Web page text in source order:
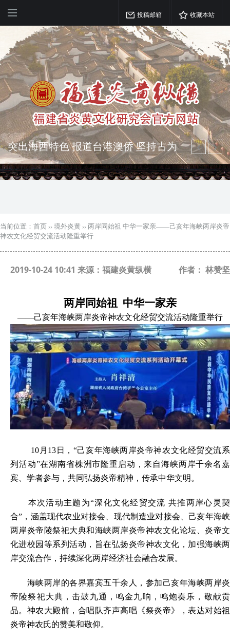
投稿邮箱 收藏本站
弘扬优秀文化 振奋民族精神 介绍民族
瑰宝 宣传中华精英
突出海西特色 报道台港澳侨 坚持古为
当前位置： 首页 ›› 境外炎黄 ›› 两岸同始祖 中华一家亲——己亥年海峡两岸炎帝
神农文化经贸交流活动隆重举行
2019-10-24 10:41 来源：福建炎黄纵横 作者： 林赞坚
两岸同始祖 中华一家亲
——己亥年海峡两岸炎帝神农文化经贸交流活动隆重举行
10 月13日
，“己亥年海峡两岸炎帝神农文化经贸交流系
列活动”在湖南省株洲市隆重启动，来自海峡两岸千余名嘉
宾、学者参与，共同弘扬炎帝精神，传承中华文明。
本次活动主题为“深化文化经贸交流 共推两岸心灵契
合”，涵盖现代农业对接会、现代制造业对接会、己亥年海峡
两岸炎帝陵祭祀大典和海峡两岸炎帝神农文化论坛、炎帝文
化进校园等系列活动，旨在弘扬炎帝神农文化，加强海峡两
岸交流合作，持续深化两岸经济社会融合发展。
海峡两岸的各界嘉宾五千余人，参加己亥年海峡两岸炎
帝陵祭祀大典，击鼓九通，鸣金九响，鸣炮奏乐，敬献贡
品。神农大殿前，合唱队齐声高唱《祭炎帝》，表达对始祖
炎帝神农氏的赞美和敬仰。